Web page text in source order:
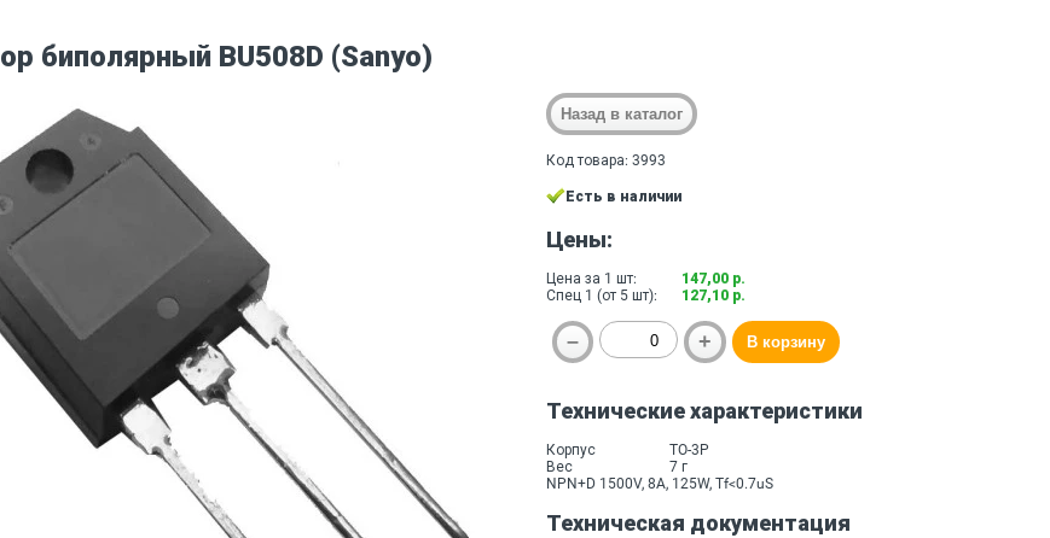
биполярный BU508D (Sanyo)
Код товара: 3993
Есть в наличии
Цены:
Цена за 1 шт:
147,00 р.
Спец 1 (от 5 шт):
127,10 р.
Технические характеристики
Корпус
TO-3P
Вес
7 г
NPN+D 1500V, 8A, 125W, Tf<0.7uS
Техническая документация